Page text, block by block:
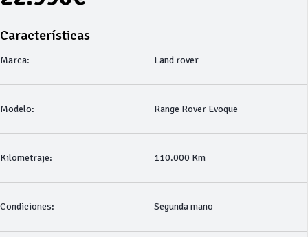
Características
Marca: Land rover
Modelo: Range Rover Evoque
Kilometraje: 110.000 Km
Condiciones: Segunda mano